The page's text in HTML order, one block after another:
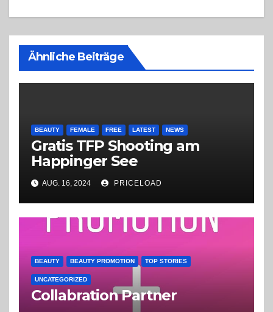
Ähnliche Beiträge
BEAUTY FEMALE FREE LATEST NEWS
Gratis TFP Shooting am
Happinger See
AUG. 16, 2024 PRICELOAD
BEAUTY BEAUTY PROMOTION TOP STORIES
UNCATEGORIZED
Collabration Partner